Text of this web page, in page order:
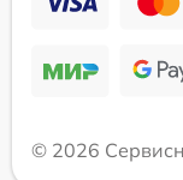
© 2026